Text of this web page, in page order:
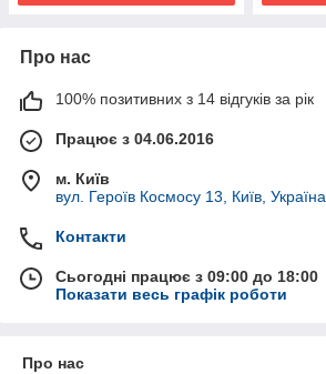
Про нас
100% позитивних з 14 відгуків за рік
Працює з 04.06.2016
м. Київ
вул. Героїв Космосу 13, Київ, Україна
Контакти
Сьогодні працює з 09:00 до 18:00
Показати весь графік роботи
Про нас